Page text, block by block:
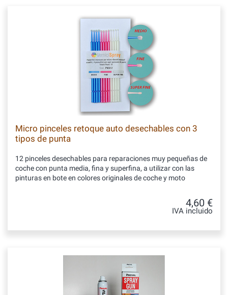
Micro pinceles retoque auto desechables con 3
tipos de punta
12 pinceles desechables para reparaciones muy pequeñas de
coche con punta media, fina y superfina, a utilizar con las
pinturas en bote en colores originales de coche y moto
4,60 €
IVA incluido